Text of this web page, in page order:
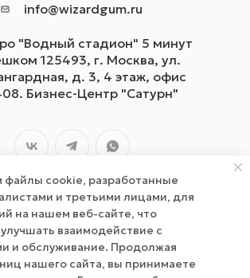
info@wizardgum.ru
"Водный стадион" 5 минут
125493, г. Москва, ул.
д. 3, 4 этаж, офис
Бизнес-Центр "Сатурн"
2026 © wizardgum.ru, 2021
файлы cookie, разработанные
и третьими лицами, для
на нашем веб-сайте, что
взаимодействие с
и обслуживание. Продолжая
нашего сайта, вы принимаете